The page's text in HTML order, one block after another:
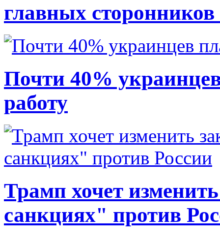
главных
Почти 40%
работу
Трамп хочет
санкциях" против